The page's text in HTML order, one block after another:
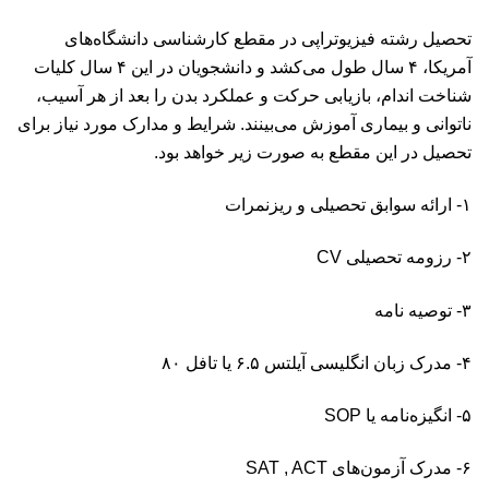
تحصیل رشته فیزیوتراپی در مقطع کارشناسی دانشگاه‌های
آمریکا، ۴ سال طول می‌کشد و دانشجویان در این ۴ سال کلیات
شناخت اندام، بازیابی حرکت و عملکرد بدن را بعد از هر آسیب،
ناتوانی و بیماری آموزش می‌بینند. شرایط و مدارک مورد نیاز برای
تحصیل در این مقطع به صورت زیر خواهد بود.
۱- ارائه سوابق تحصیلی و ریزنمرات
۲- رزومه تحصیلی CV
۳- توصیه نامه
۴- مدرک زبان انگلیسی آیلتس ۶.۵ یا تافل ۸۰
۵- انگیزه‌نامه یا SOP
۶- مدرک آزمون‌های SAT , ACT